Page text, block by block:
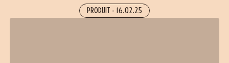
PRODUIT - 16.02.25